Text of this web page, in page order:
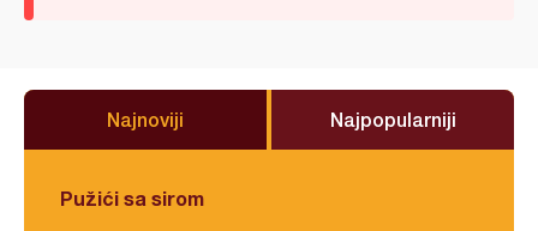
Najnoviji Najpopularniji
Pužići sa sirom